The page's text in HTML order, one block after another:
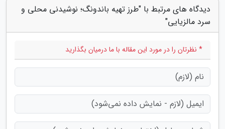
دیدگاه های مرتبط با "طرز تهیه باندونگ؛ نوشیدنی محلی و
سرد مالزیایی"
* نظرتان را در مورد این مقاله با ما درمیان بگذارید